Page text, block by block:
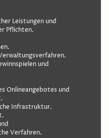
Leistungen und
Pflichten.
und
Onlineangebotes und
Infrastruktur.
Verfahren.